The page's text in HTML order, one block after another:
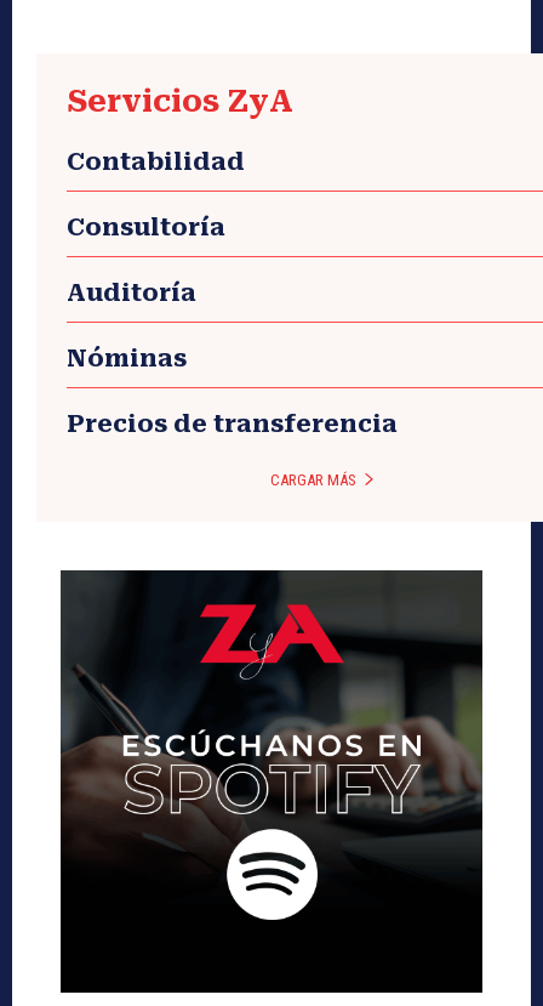
Servicios ZyA
Contabilidad
Consultoría
Auditoría
Nóminas
Precios de transferencia
CARGAR MÁS